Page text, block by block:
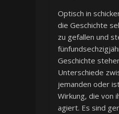
Optisch in
die Geschichte
zu gefallen und
Geschichte
Unterschiede
jemanden oder
Wirkung, die von
agiert. Es sind